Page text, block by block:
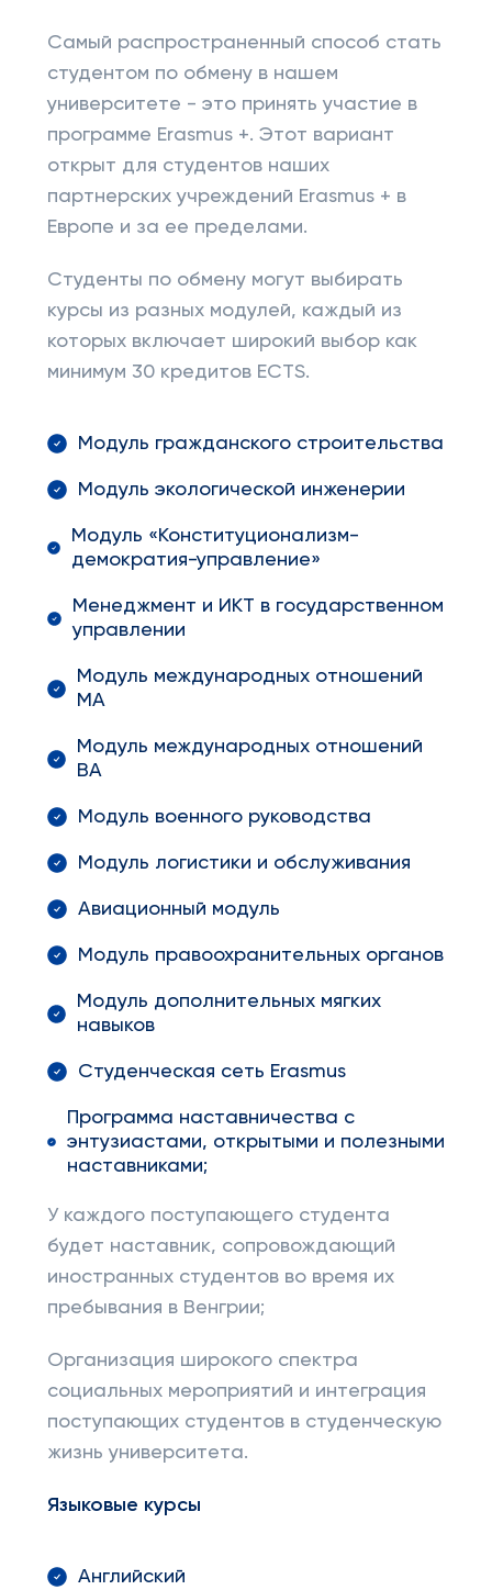
Самый распространенный способ стать
студентом по обмену в нашем
университете - это принять участие в
программе Erasmus +. Этот вариант
открыт для студентов наших
партнерских учреждений Erasmus + в
Европе и за ее пределами.
Студенты по обмену могут выбирать
курсы из разных модулей, каждый из
которых включает широкий выбор как
минимум 30 кредитов ECTS.
Модуль гражданского строительства
Модуль экологической инженерии
Модуль «Конституционализм-
демократия-управление»
Менеджмент и ИКТ в государственном
управлении
Модуль международных отношений
MA
Модуль международных отношений
BA
Модуль военного руководства
Модуль логистики и обслуживания
Авиационный модуль
Модуль правоохранительных органов
Модуль дополнительных мягких
навыков
Студенческая сеть Erasmus
Программа наставничества с
энтузиастами, открытыми и полезными
наставниками;
У каждого поступающего студента
будет наставник, сопровождающий
иностранных студентов во время их
пребывания в Венгрии;
Организация широкого спектра
социальных мероприятий и интеграция
поступающих студентов в студенческую
жизнь университета.
Языковые курсы
Английский